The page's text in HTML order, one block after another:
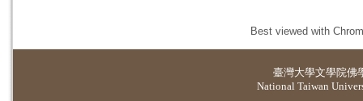
Best viewed with
臺灣大學文學院佛
National Taiwan